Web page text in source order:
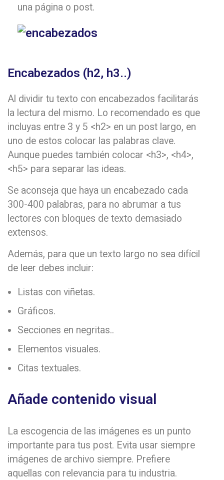
una página o post.
Encabezados (h2, h3..)
Al dividir tu texto con encabezados facilitarás
la lectura del mismo. Lo recomendado es que
incluyas entre 3 y 5 <h2> en un post largo, en
uno de estos colocar las palabras clave.
Aunque puedes también colocar <h3>, <h4>,
<h5> para separar las ideas.
Se aconseja que haya un encabezado cada
300-400 palabras, para no abrumar a tus
lectores con bloques de texto demasiado
extensos.
Además, para que un texto largo no sea difícil
de leer debes incluir:
Listas con viñetas.
Gráficos.
Secciones en negritas..
Elementos visuales.
Citas textuales.
Añade contenido visual
La escogencia de las imágenes es un punto
importante para tus post. Evita usar siempre
imágenes de archivo siempre. Prefiere
aquellas con relevancia para tu industria.